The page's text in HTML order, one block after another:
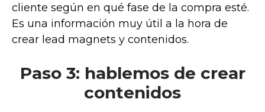
cliente según en qué fase de la compra esté.
Es una información muy útil a la hora de
crear lead magnets y contenidos.
Paso 3: hablemos de crear
contenidos